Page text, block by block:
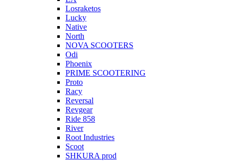
Losraketos
Lucky
Native
North
NOVA SCOOTERS
Odi
Phoenix
PRIME SCOOTERING
Proto
Racy
Reversal
Revgear
Ride 858
River
Root Industries
Scoot
SHKURA рrоd